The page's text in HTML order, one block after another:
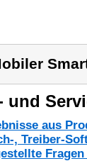
und
aus
, Treiber-